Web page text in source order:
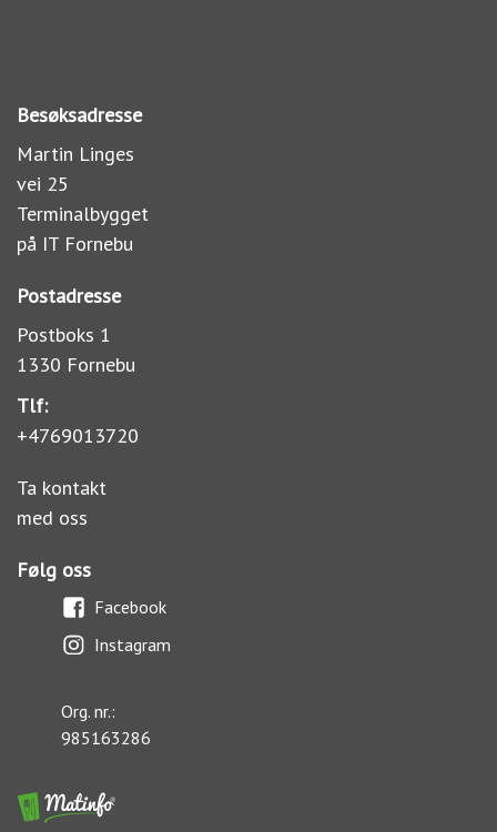
Besøksadresse
Martin Linges
vei 25
Terminalbygget
på IT Fornebu
Postadresse
Postboks 1
1330 Fornebu
Tlf:
+4769013720
Ta kontakt
med oss
Følg oss
Facebook
Instagram
Org. nr.:
985163286